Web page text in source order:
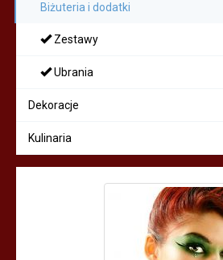
Biżuteria i dodatki
Zestawy
Ubrania
Dekoracje
Kulinaria